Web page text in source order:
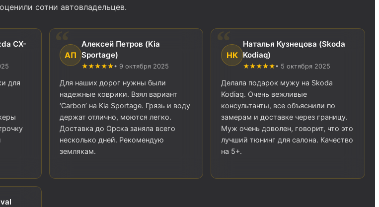
сотни автовладельцев.
CX-
для
АП
Алексей Петров (Kia
Sportage)
★★★★★• 9 октября 2025
Для наших дорог нужны были
надежные коврики. Взял вариант
‘Carbon’ на Kia Sportage. Грязь и воду
держат отлично, моются легко.
Доставка до Орска заняла всего
несколько дней. Рекомендую
землякам.
НК
Наталья Кузнецова (Skoda
Kodiaq)
★★★★★• 5 октября 2025
Делала подарок мужу на Skoda
Kodiaq. Очень вежливые
консультанты, все объяснили по
замерам и доставке через границу.
Муж очень доволен, говорит, что это
лучший тюнинг для салона. Качество
на 5+.